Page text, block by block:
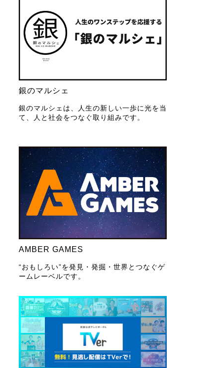
銀のマルシェ
銀のマルシェは、人生の新しい一歩に光を当
て、人と社会をつなぐ取り組みです。
AMBER GAMES
“おもしろい”を発見・発掘・世界とつなぐゲ
ームレーベルです。